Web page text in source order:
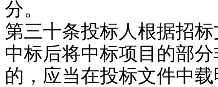
分。
第三十条投标人根据招
中标后将中标项目的部
的，应当在投标文件中